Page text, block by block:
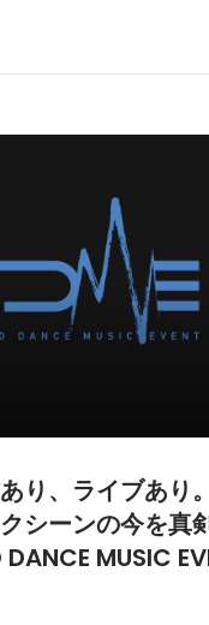
り、ライブあり
シーンの今を真
MUSIC